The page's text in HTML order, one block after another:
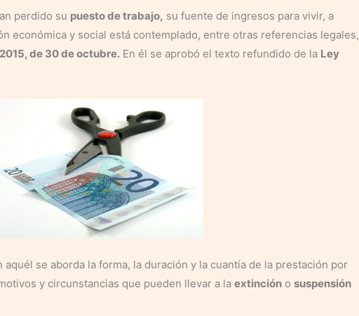
perdido su puesto de trabajo, su fuente de ingresos para vivir, a
económica y social está contemplado, entre otras referencias legales,
de 30 de octubre. En él se aprobó el texto refundido de la Ley
se aborda la forma, la duración y la cuantía de la prestación por
y circunstancias que pueden llevar a la extinción o suspensión